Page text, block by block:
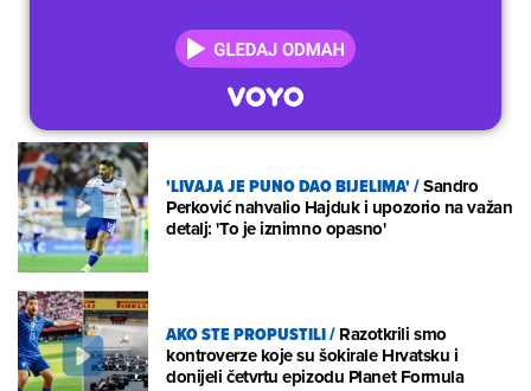
'LIVAJA JE PUNO DAO BIJELIMA'/Sandro
Perković nahvalio Hajduk i upozorio na važan
detalj: 'To je iznimno opasno'
AKO STE PROPUSTILI/Razotkrili smo
kontroverze koje su šokirale Hrvatsku i
donijeli četvrtu epizodu Planet Formula